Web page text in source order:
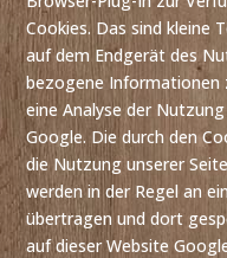
Cookies. Das sind kleine
auf dem Endgerät des
bezogene Informationen
eine Analyse der
Google. Die durch den
die Nutzung unserer
werden in der Regel an
übertragen und dort
auf dieser Website